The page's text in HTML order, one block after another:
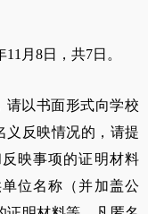
11 月 8日，共7日。
请以书面形式向学校
义反映情况的，请提
映事项的证明材料
位名称（并加盖公